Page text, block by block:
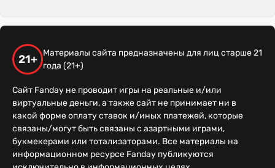
21+
Материалы сайта предназначены для лиц старше 21
года (21+)
Сайт Fanday не проводит игры на реальные и/или
виртуальные деньги, а также сайт не принимает ни в
какой форме оплату ставок и/иных платежей, которые
связаны/могут быть связаны с азартными играми,
букмекерами или тотализаторами. Все материалы на
информационном ресурсе Fanday публикуются